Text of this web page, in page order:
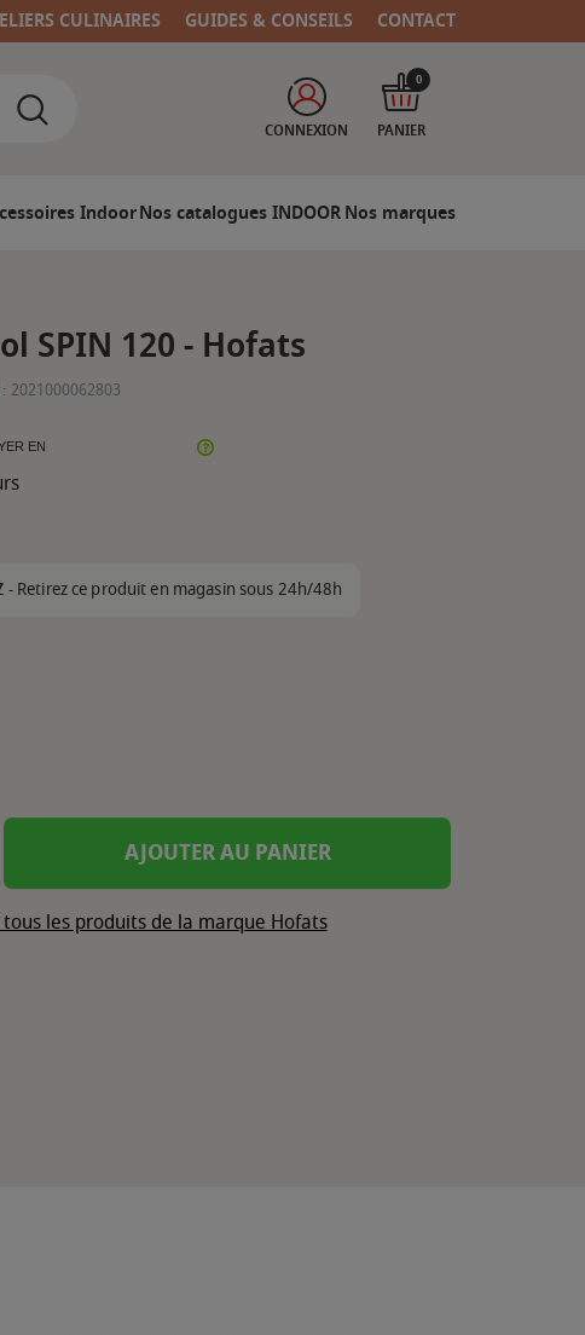
CULINAIRES GUIDES & CONSEILS CONTACT
CONNEXION PANIER
0
IndoorNos catalogues INDOORNos marques
SPIN 120 - Hofats
2021000062803
EN
-Retirez ce produit en magasin sous 24h/48h
AJOUTER AU PANIER
les produits de la marque Hofats